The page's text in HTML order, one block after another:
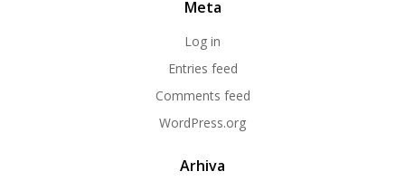
Meta
Log in
Entries feed
Comments feed
WordPress.org
Arhiva